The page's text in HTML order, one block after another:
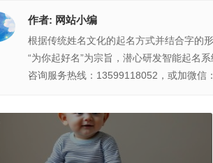
作者: 网站小编
根据传统姓名文化的起名方式并结合字的
“为你起好名”为宗旨，潜心研发智能起名
咨询服务热线：13599118052，或加微信